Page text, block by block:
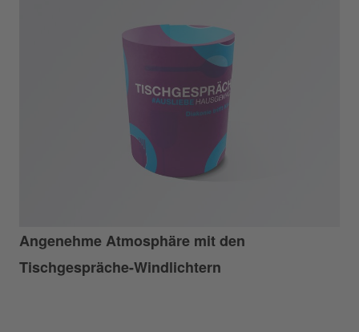
Angenehme Atmosphäre mit den
Tischgespräche-Windlichtern